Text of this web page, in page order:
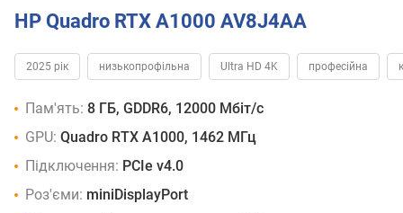
HP Quadro RTX A1000 AV8J4AA
2025 рік низькопрофільна Ultra HD 4K професійна
Пам'ять: 8 ГБ, GDDR6, 12000 Мбіт/с
GPU: Quadro RTX A1000, 1462 МГц
Підключення: PCIe v4.0
Роз'єми: miniDisplayPort